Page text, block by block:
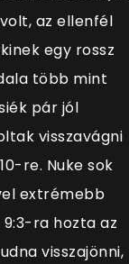
az ellenfél
egy rossz
több mint
pár jól
visszavágni
re. Nuke sok
extrémebb
ra hozta az
visszajönni,